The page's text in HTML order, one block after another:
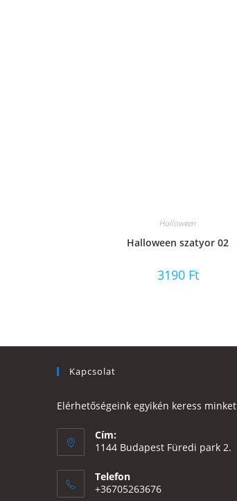
Halloween
Halloween szatyor 02
3190 Ft
Kapcsolat
Elérhetőségeink egyikén keress minket
Cím:
1144 Budapest Füredi park 2.
Telefon
+36705263676